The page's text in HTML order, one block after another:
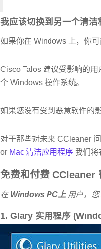
我应该切换到另一个清洁
如果你在 Windows 上，你可
Cisco Talos 建议受影响的
个 Windows 操作系统。
如果您没有受到恶意软件的
对于那些对未来 CCleaner
or Mac 清洁应用程序 我们将
免费和付费 CCleaner
在Windows PC上用户，您
1. Glary 实用程序